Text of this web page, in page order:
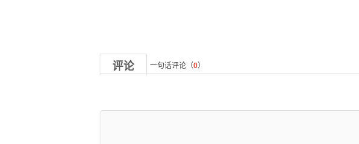
评论 一句话评论（0）